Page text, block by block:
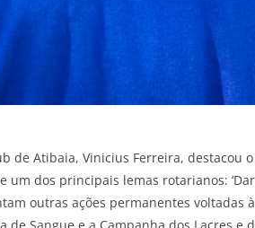
de Atibaia, Vinicius Ferreira, destacou
um dos principais lemas rotarianos:
outras ações permanentes voltadas